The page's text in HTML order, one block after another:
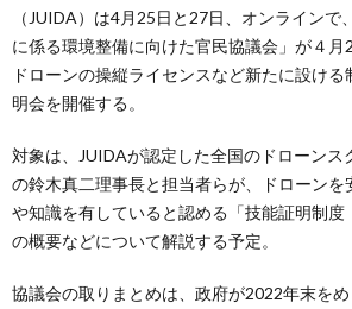
（JUIDA）は4月25日と27日、オンラインで
に係る環境整備に向けた官民協議会」が４月
ドローンの操縦ライセンスなど新たに設け
明会を開催する。
対象は、JUIDAが認定した全国のドローンス
の鈴木真二理事長と担当者らが、ドローンを
や知識を有していると認める「技能証明制度
の概要などについて解説する予定。
協議会の取りまとめは、政府が2022年末を